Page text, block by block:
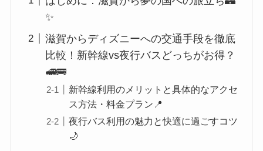
✨
滋賀からディズニーへの交通手段を徹底
比較！新幹線vs夜行バスどっちがお得？
🚅🚌
新幹線利用のメリットと具体的なアクセ
ス方法・料金プラン📍
夜行バス利用の魅力と快適に過ごすコツ
🌙